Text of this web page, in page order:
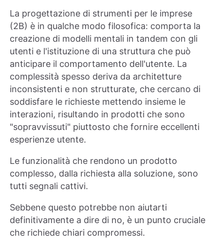
La progettazione di strumenti per le imprese
(2B) è in qualche modo filosofica: comporta la
creazione di modelli mentali in tandem con gli
utenti e l'istituzione di una struttura che può
anticipare il comportamento dell'utente. La
complessità spesso deriva da architetture
inconsistenti e non strutturate, che cercano di
soddisfare le richieste mettendo insieme le
interazioni, risultando in prodotti che sono
"sopravvissuti" piuttosto che fornire eccellenti
esperienze utente.
Le funzionalità che rendono un prodotto
complesso, dalla richiesta alla soluzione, sono
tutti segnali cattivi.
Sebbene questo potrebbe non aiutarti
definitivamente a dire di no, è un punto cruciale
che richiede chiari compromessi.